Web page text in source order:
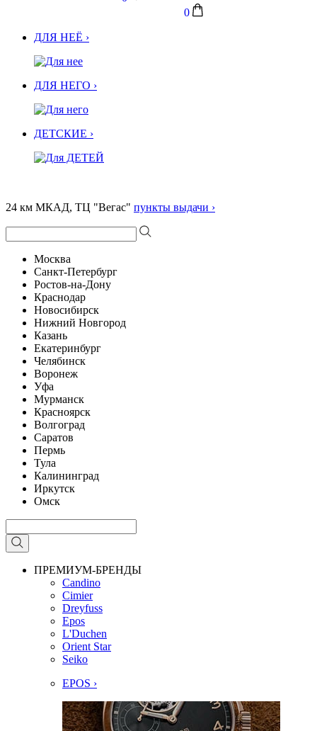
0
ДЛЯ НЕЁ ›
ДЛЯ НЕГО ›
ДЕТСКИЕ ›
24 км МКАД, ТЦ "Вегас" пункты выдачи ›
Москва
Санкт-Петербург
Ростов-на-Дону
Краснодар
Новосибирск
Нижний Новгород
Казань
Екатеринбург
Челябинск
Воронеж
Уфа
Мурманск
Красноярск
Волгоград
Саратов
Пермь
Тула
Калининград
Иркутск
Омск
ПРЕМИУМ-БРЕНДЫ
Candino
Cimier
Dreyfuss
Epos
L'Duchen
Orient Star
Seiko
EPOS ›